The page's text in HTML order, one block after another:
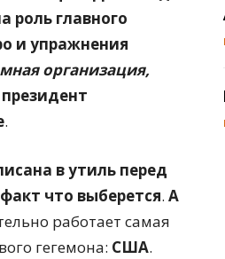
роль главного
и упражнения
организация,
.
в утиль перед
что выберется. А
работает самая
гегемона: США.